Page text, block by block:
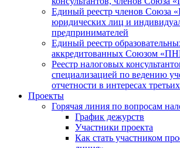
Единый реестр членов Союза
юридических лиц и
предпринимателей
Единый реестр
аккредитованных Союзом
Реестр налоговых
специализацией по ведению
отчетности в интересах
Проекты
Горячая линия по вопросам
График дежурств
Участники проекта
Как стать участником